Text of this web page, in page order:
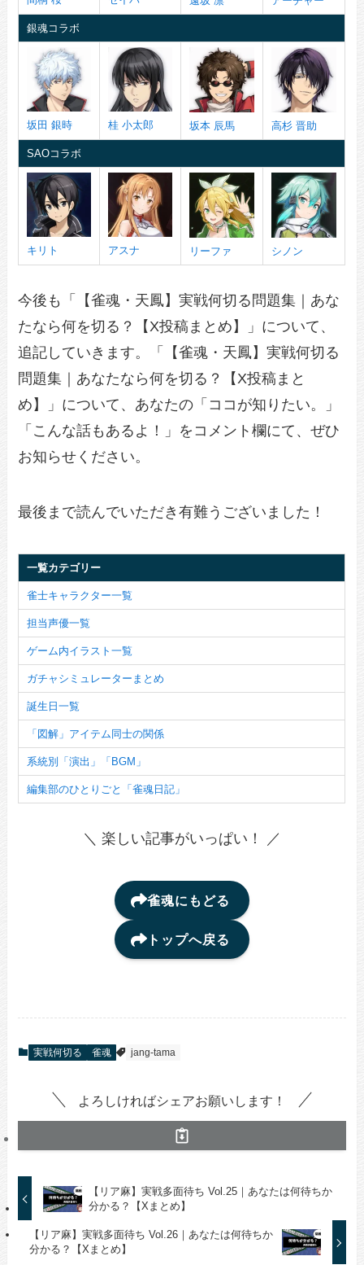
銀魂コラボ
坂田 銀時 桂 小太郎 坂本 辰馬 高杉 晋助
SAOコラボ
キリト アスナ リーファ シノン
今後も「【雀魂・天鳳】実戦何切る問題集｜あな
たなら何を切る？【X投稿まとめ】」について、
追記していきます。「【雀魂・天鳳】実戦何切る
問題集｜あなたなら何を切る？【X投稿まと
め】」について、あなたの「ココが知りたい。」
「こんな話もあるよ！」をコメント欄にて、ぜひ
お知らせください。
最後まで読んでいただき有難うございました！
一覧カテゴリー
雀士キャラクター一覧
担当声優一覧
ゲーム内イラスト一覧
ガチャシミュレーターまとめ
誕生日一覧
「図解」アイテム同士の関係
系統別「演出」「BGM」
編集部のひとりごと「雀魂日記」
＼ 楽しい記事がいっぱい！ ／
雀魂にもどる
トップへ戻る
実戦何切る 雀魂 jang-tama
よろしければシェアお願いします！
【リア麻】実戦多面待ち Vol.25｜あなたは何待ちか
分かる？【Xまとめ】
【リア麻】実戦多面待ち Vol.26｜あなたは何待ちか
分かる？【Xまとめ】